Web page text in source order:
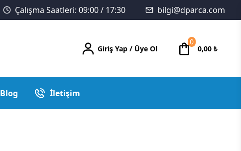
Çalışma Saatleri: 09:00 / 17:30 bilgi@dparca.com
Giriş Yap / Üye Ol
0
0,00 ₺
Blog İletişim